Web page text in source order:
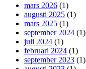
mars 2026 (1)
augusti 2025 (1)
mars 2025 (1)
september 2024 (1)
juli 2024 (1)
februari 2024 (1)
september 2023 (1)